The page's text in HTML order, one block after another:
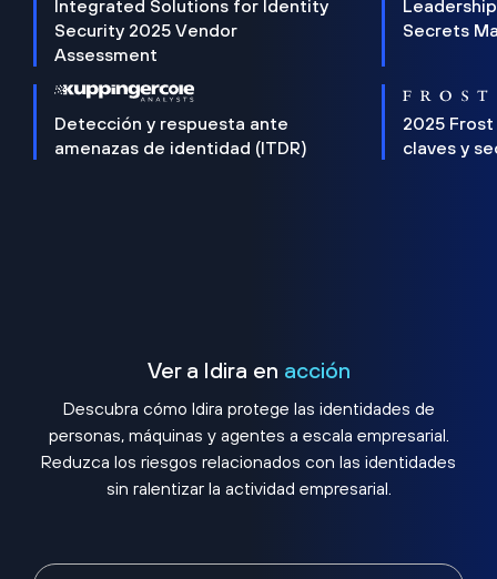
Integrated Solutions for Identity
Security 2025 Vendor
Assessment
Secrets
Detección y respuesta ante
amenazas de identidad (ITDR)
2025 Frost
claves y
Ver a Idira en acción
Descubra cómo Idira protege las identidades de
personas, máquinas y agentes a escala empresarial.
Reduzca los riesgos relacionados con las identidades
sin ralentizar la actividad empresarial.